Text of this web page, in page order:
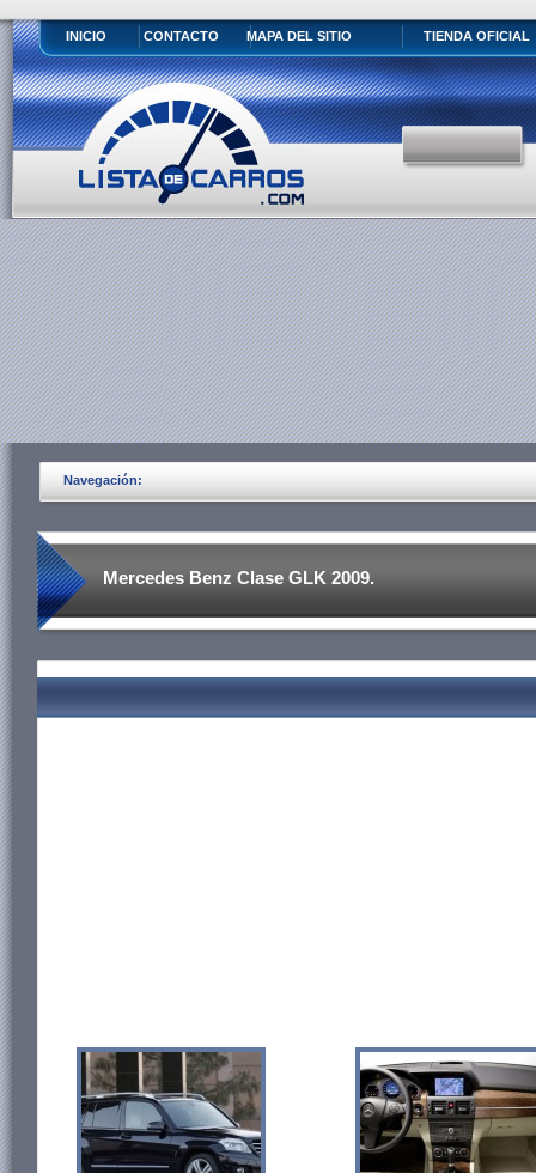
INICIO CONTACTO MAPA DEL SITIO TIENDA OFICIAL
Navegación:
Mercedes Benz Clase GLK 2009.